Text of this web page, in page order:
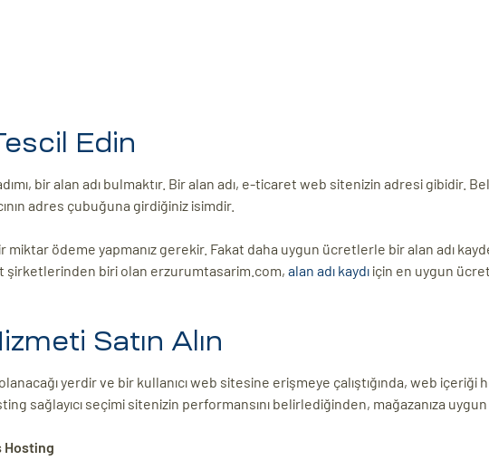
Edin
bir alan adı bulmaktır. Bir alan adı, e-ticaret web sitenizin adresi gibidir.
adres çubuğuna girdiğiniz isimdir.
miktar ödeme yapmanız gerekir. Fakat daha uygun ücretlerle bir alan adı
şirketlerinden biri olan erzurumtasarim.com, alan adı kaydı için en uygun
Satın Alın
yerdir ve bir kullanıcı web sitesine erişmeye çalıştığında, web içeriği
sağlayıcı seçimi sitenizin performansını belirlediğinden, mağazanıza
Hosting